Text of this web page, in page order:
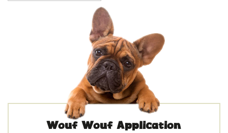
Wouf Wouf Application